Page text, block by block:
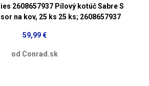
2608657937 Pílový kotúč Sabre S
na kov, 25 ks 25 ks; 2608657937
59,99 €
od Conrad.sk